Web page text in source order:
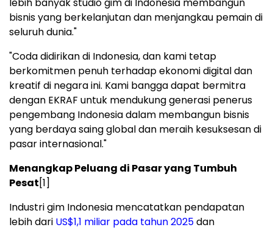
lebih banyak studio gim di Indonesia membangun
bisnis yang berkelanjutan dan menjangkau pemain di
seluruh dunia."
"Coda didirikan di Indonesia, dan kami tetap
berkomitmen penuh terhadap ekonomi digital dan
kreatif di negara ini. Kami bangga dapat bermitra
dengan EKRAF untuk mendukung generasi penerus
pengembang Indonesia dalam membangun bisnis
yang berdaya saing global dan meraih kesuksesan di
pasar internasional."
Menangkap Peluang di Pasar yang Tumbuh
Pesat[1]
Industri gim Indonesia mencatatkan pendapatan
lebih dari US$1,1 miliar pada tahun 2025dan